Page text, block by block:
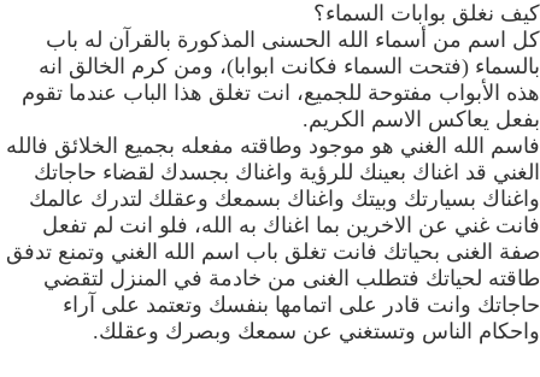
كيف نغلق بوابات السماء؟
كل اسم من أسماء الله الحسنى المذكورة بالقرآن له باب
بالسماء (فتحت السماء فكانت ابوابا)، ومن كرم الخالق انه
هذه الأبواب مفتوحة للجميع، انت تغلق هذا الباب عندما تقوم
بفعل يعاكس الاسم الكريم.
فاسم الله الغني هو موجود وطاقته مفعله بجميع الخلائق فالله
الغني قد اغناك بعينك للرؤية واغناك بجسدك لقضاء حاجاتك
واغناك بسيارتك وبيتك واغناك بسمعك وعقلك لتدرك عالمك
فانت غني عن الاخرين بما اغناك به الله، فلو انت لم تفعل
صفة الغنى بحياتك فانت تغلق باب اسم الله الغني وتمنع تدفق
طاقته لحياتك فتطلب الغنى من خادمة في المنزل لتقضي
حاجاتك وانت قادر على اتمامها بنفسك وتعتمد على آراء
واحكام الناس وتستغني عن سمعك وبصرك وعقلك.